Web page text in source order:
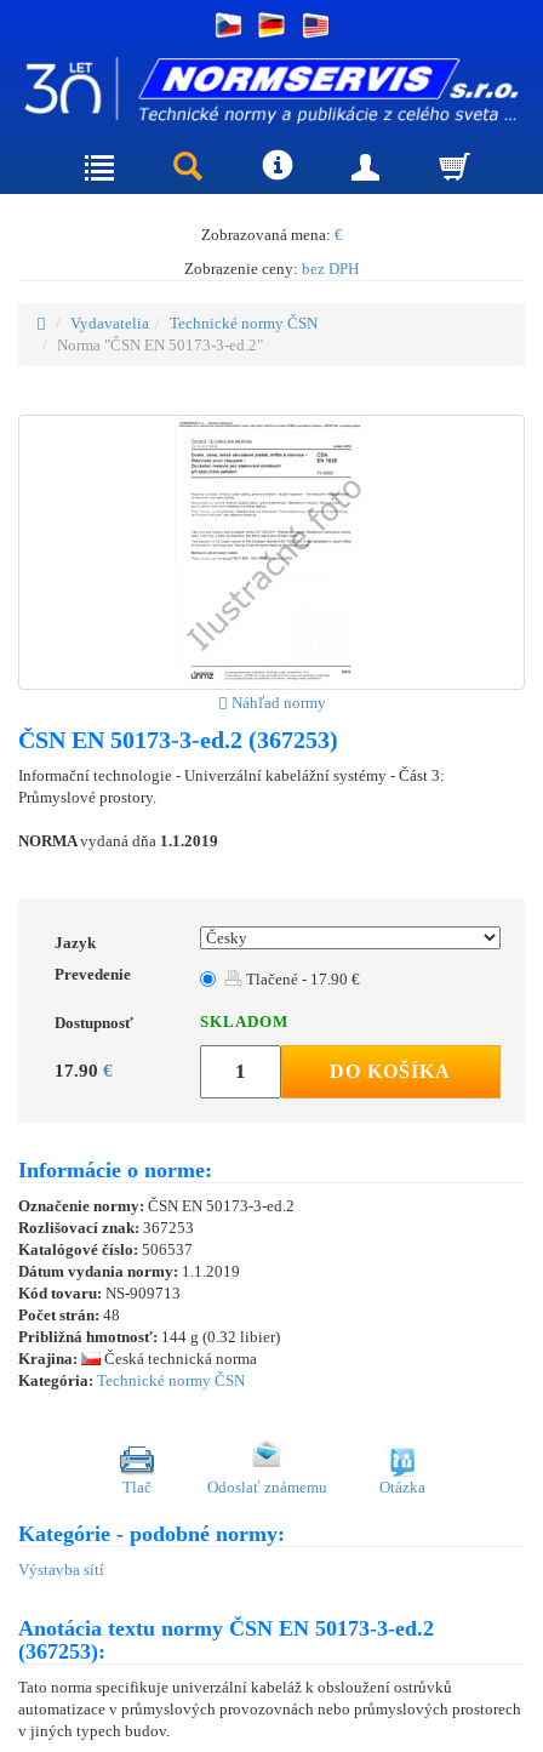
Zobrazovaná mena: €
Zobrazenie ceny: bez DPH
Vydavatelia
Technické normy ČSN
Norma "ČSN EN 50173-3-ed.2"
Náhľad normy
ČSN EN 50173-3-ed.2 (367253)
Informační technologie - Univerzální kabelážní systémy - Část 3:
Průmyslové prostory.
NORMAvydaná dňa 1.1.2019
Jazyk
Prevedenie
Tlačené - 17.90 €
Dostupnosť SKLADOM
17.90 € DO KOŠÍKA
Informácie o norme:
Označenie normy: ČSN EN 50173-3-ed.2
Rozlišovací znak: 367253
Katalógové číslo: 506537
Dátum vydania normy: 1.1.2019
Kód tovaru: NS-909713
Počet strán: 48
Približná hmotnosť: 144 g (0.32 libier)
Krajina:
Česká technická norma
Kategória: Technické normy ČSN
Tlač Odoslať známemu Otázka
Kategórie - podobné normy:
Výstavba sítí
Anotácia textu normy ČSN EN 50173-3-ed.2
(367253):
Tato norma specifikuje univerzální kabeláž k obsloužení ostrůvků
automatizace v průmyslových provozovnách nebo průmyslových prostorech
v jiných typech budov.